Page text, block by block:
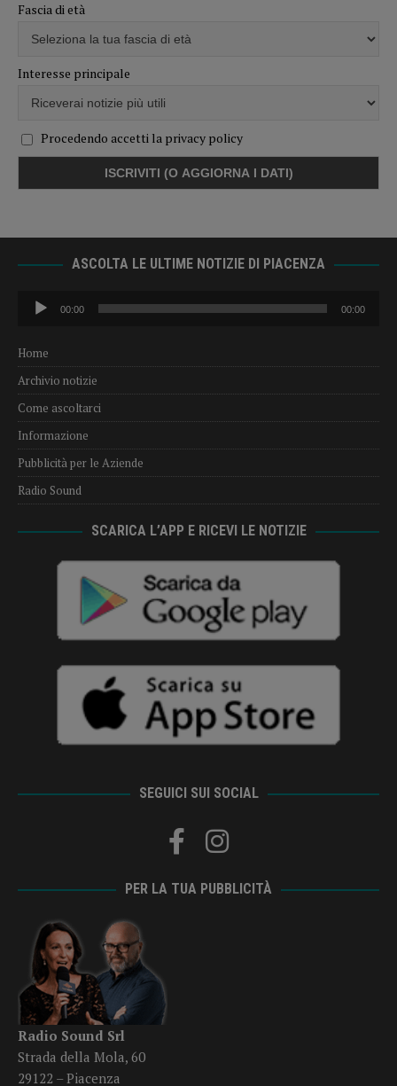
Fascia di età
Interesse principale
Procedendo accetti la privacy policy
ASCOLTA LE ULTIME NOTIZIE DI PIACENZA
Audio
Player
00:00 00:00
Home
Archivio notizie
Come ascoltarci
Informazione
Pubblicità per le Aziende
Radio Sound
SCARICA L’APP E RICEVI LE NOTIZIE
SEGUICI SUI SOCIAL
PER LA TUA PUBBLICITÀ
Radio Sound Srl
Strada della Mola, 60
29122 – Piacenza